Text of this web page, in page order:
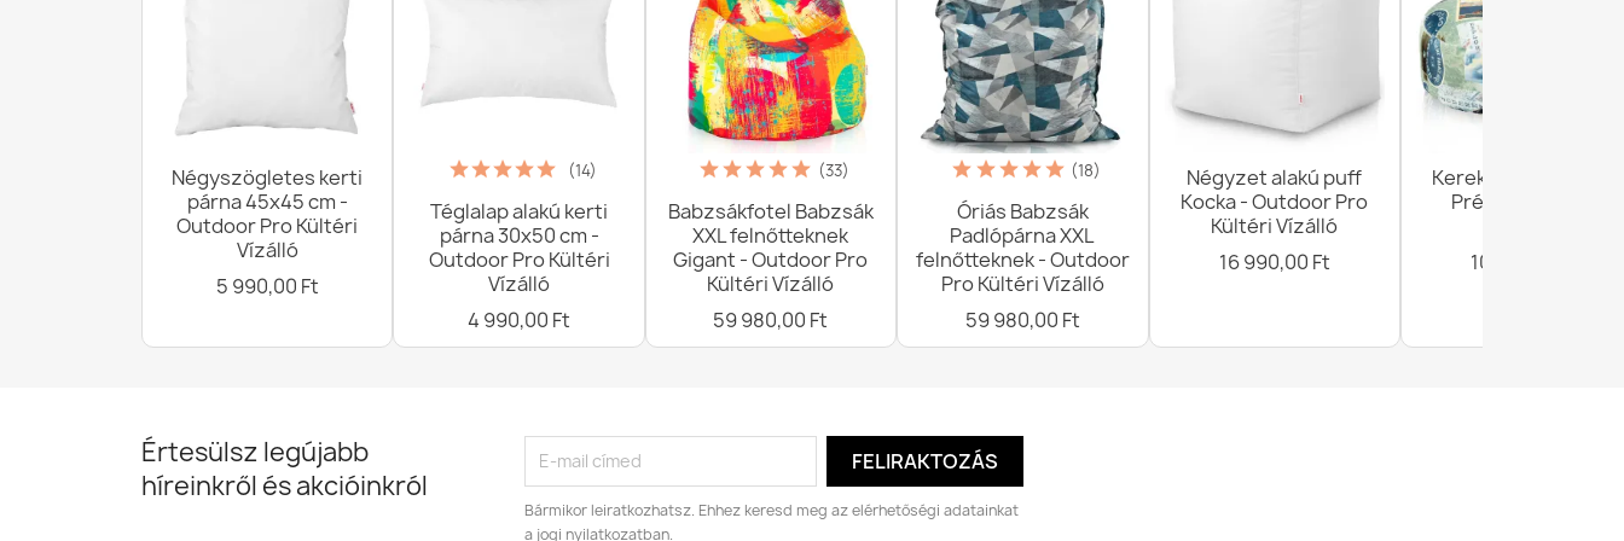
Pamut lepedő gumiszalag nélkül 80x200 cm
5 919,00 Ft
Pamut lepedő gumiszalag nélkül 120x200 cm
Négyszögletes kerti
párna 45x45 cm -
Outdoor Pro Kültéri
Vízálló
5 990,00 Ft
(14)
Téglalap alakú kerti
párna 30x50 cm -
Outdoor Pro Kültéri
Vízálló
4 990,00 Ft
(33)
Babzsákfotel Babzsák
XXL felnőtteknek
Gigant - Outdoor Pro
Kültéri Vízálló
59 980,00 Ft
(18)
Óriás Babzsák
Padlópárna XXL
felnőtteknek - Outdoor
Pro Kültéri Vízálló
59 980,00 Ft
Négyzet alakú puff
Kocka - Outdoor Pro
Kültéri Vízálló
16 990,00 Ft
Kerek lábtartó puff -
Prémium Mintás
10 990,00 Ft
Értesülsz legújabb
híreinkről és akcióinkról
Bármikor leiratkozhatsz. Ehhez keresd meg az elérhetőségi adatainkat
a jogi nyilatkozatban.